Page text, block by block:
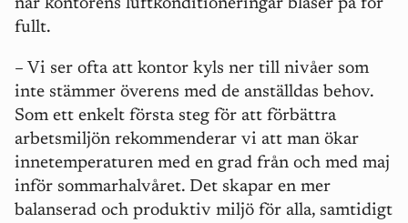
när kontorens luftkonditioneringar blåser på för
fullt.
– Vi ser ofta att kontor kyls ner till nivåer som
inte stämmer överens med de anställdas behov.
Som ett enkelt första steg för att förbättra
arbetsmiljön rekommenderar vi att man ökar
innetemperaturen med en grad från och med maj
inför sommarhalvåret. Det skapar en mer
balanserad och produktiv miljö för alla, samtidigt